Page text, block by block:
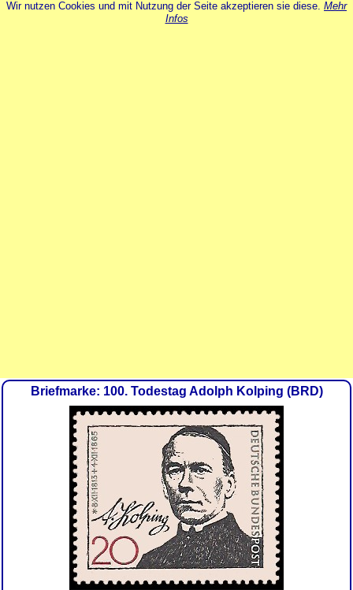
Wir nutzen Cookies und mit Nutzung der Seite akzeptieren sie diese. Mehr
Infos
Briefmarke: 100. Todestag Adolph Kolping (BRD)